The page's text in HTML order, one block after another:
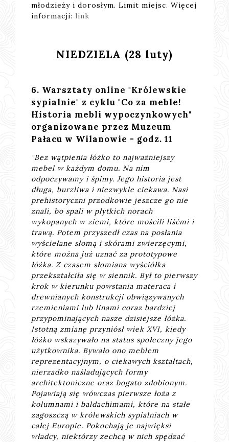
młodzieży i dorosłym. Limit miejsc. Więcej
informacji: link
NIEDZIELA (28 luty)
6. Warsztaty online "Królewskie
sypialnie" z cyklu "Co za meble!
Historia mebli wypoczynkowych"
organizowane przez Muzeum
Pałacu w Wilanowie - godz. 11
"Bez wątpienia łóżko to najważniejszy
mebel w każdym domu. Na nim
odpoczywamy i śpimy. Jego historia jest
długa, burzliwa i niezwykle ciekawa. Nasi
prehistoryczni przodkowie jeszcze go nie
znali, bo spali w płytkich norach
wykopanych w ziemi, które mościli liśćmi i
trawą. Potem przyszedł czas na posłania
wyściełane słomą i skórami zwierzęcymi,
które można już uznać za prototypowe
łóżka. Z czasem słomiana wyściółka
przekształciła się w siennik. Był to pierwszy
krok w kierunku powstania materaca i
drewnianych konstrukcji obwiązywanych
rzemieniami lub linami coraz bardziej
przypominających nasze dzisiejsze łóżka.
Istotną zmianę przyniósł wiek XVI, kiedy
łóżko wskazywało na status społeczny jego
użytkownika. Bywało ono meblem
reprezentacyjnym, o ciekawych kształtach,
nierzadko naśladujących formy
architektoniczne oraz bogato zdobionym.
Pojawiają się wówczas pierwsze łoża z
kolumnami i baldachimami, które na stałe
zagoszczą w królewskich sypialniach w
całej Europie. Pokochają je najwięksi
władcy, niektórzy zechcą w nich spędzać